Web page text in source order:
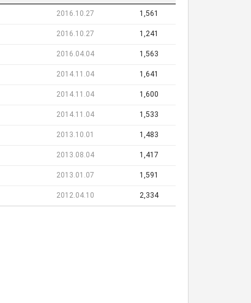
2016.10.27 1,561
2016.10.27 1,241
2016.04.04 1,563
2014.11.04 1,641
2014.11.04 1,600
2014.11.04 1,533
2013.10.01 1,483
2013.08.04 1,417
2013.01.07 1,591
2012.04.10 2,334